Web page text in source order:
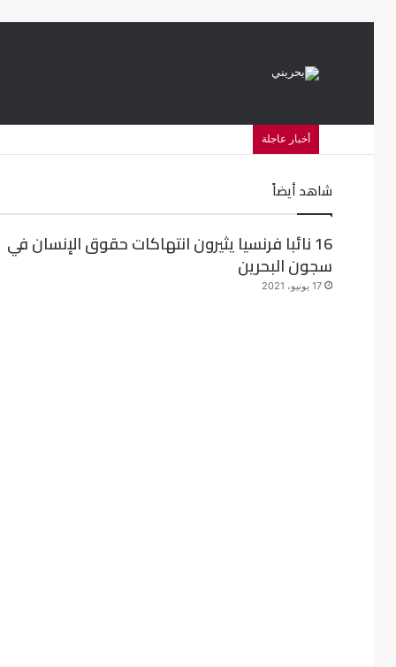
أخبار عاجلة
شاهد أيضاً
16 نائبا فرنسيا يثيرون انتهاكات حقوق الإنسان في
سجون البحرين
17 يونيو، 2021